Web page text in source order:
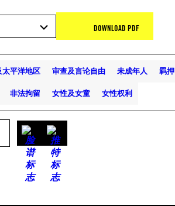
DOWNLOAD PDF
太平洋地区 审查及言论自由 未成年人 羁押
非法拘留 女性及女童 女性权利